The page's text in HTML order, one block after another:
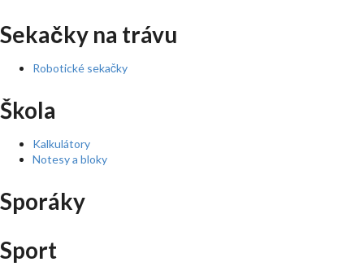
Sekačky na trávu
Robotické sekačky
Škola
Kalkulátory
Notesy a bloky
Sporáky
Sport